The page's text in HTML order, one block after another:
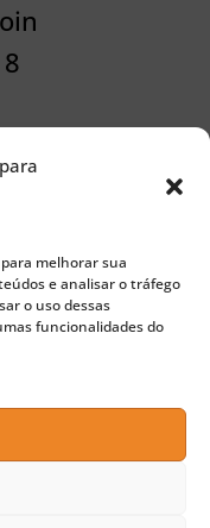
melhorar sua
e analisar o tráfego
o uso dessas
funcionalidades do
massivos
o Bitcoin
OTC
- Market News